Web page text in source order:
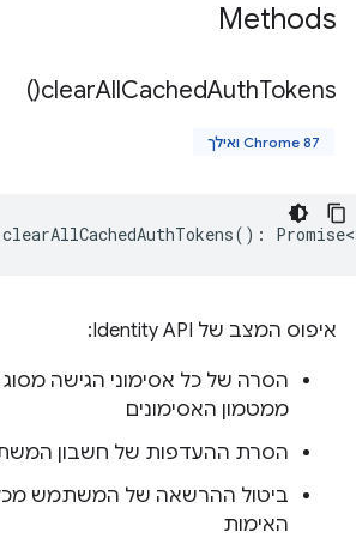
Methods
clearAllCachedAuthTokens(
)
Chrome 87 ואילך
clearAllCachedAuthTokens() :
איפוס המצב של Identity API:
ממטמון האסימונים
הסרת ההעדפות של חשבון
ביטול ההרשאה של המשתמש
האימות